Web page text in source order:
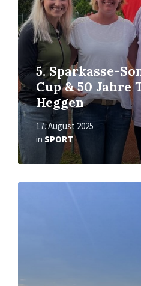
5. Sparkasse-
Cup & 50 Jahre
Heggen
17. August 2025
in SPORT
Mehr